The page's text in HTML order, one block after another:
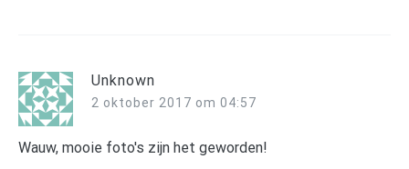
Unknown
2 oktober 2017 om 04:57
Wauw, mooie foto's zijn het geworden!